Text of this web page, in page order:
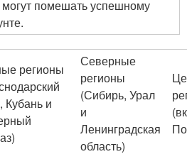
помешать успешному
регионы
Кубань и
Северные
регионы
(Сибирь, Урал
и
Ленинградская
область)